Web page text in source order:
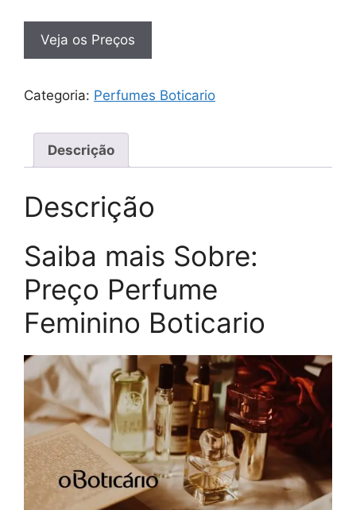
Veja os Preços
Categoria: Perfumes Boticario
Descrição
Descrição
Saiba mais Sobre:
Preço Perfume
Feminino Boticario